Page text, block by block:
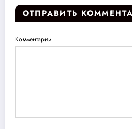
ОТПРАВИТЬ
Комментарии